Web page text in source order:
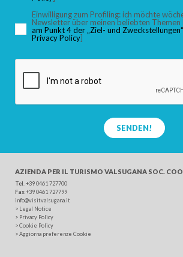
Einwilligung zum Profiling: ich möchte
Newsletter über meinen beliebten
am Punkt 4 der „Ziel- und
Privacy Policy]
SENDEN!
AZIENDA PER IL TURISMO VALSUGANA SOC.
Tel . +39 0461 727700
Fax+39 0461 727799
info@visitvalsugana.it
> Legal Notice
> Privacy Policy
>Cookie Policy
>Aggiorna preferenze Cookie